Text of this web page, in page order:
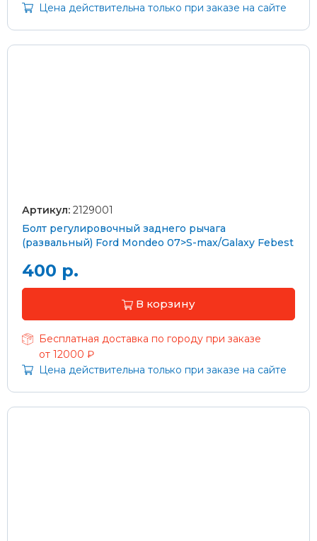
Цена действительна только при заказе на сайте
Артикул: 2129001
Болт регулировочный заднего рычага
(развальный) Ford Mondeo 07>S-max/Galaxy Febest
400 р.
В корзину
Бесплатная доставка по городу при заказе
от 12000 ₽
Цена действительна только при заказе на сайте